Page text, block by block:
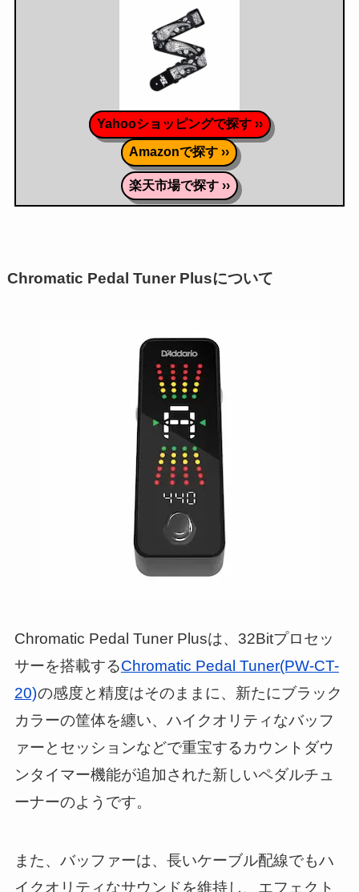
Yahooショッピングで探す ››
Amazonで探す ››
楽天市場で探す ››
Chromatic Pedal Tuner Plusについて
Chromatic Pedal Tuner Plusは、32Bitプロセッ
サーを搭載するChromatic Pedal Tuner(PW-CT-
20)の感度と精度はそのままに、新たにブラック
カラーの筐体を纏い、ハイクオリティなバッフ
ァーとセッションなどで重宝するカウントダウ
ンタイマー機能が追加された新しいペダルチュ
ーナーのようです。
また、バッファーは、長いケーブル配線でもハ
イクオリティなサウンドを維持し、エフェクト